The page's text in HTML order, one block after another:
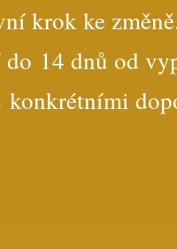
krok ke
14 dnů od
konkrétními